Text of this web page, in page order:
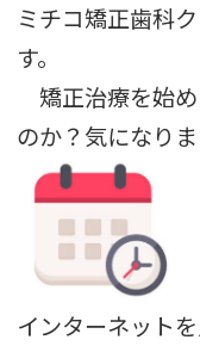
ミチコ矯正歯科
す。
矯正治療を始
のか？気になりま
インターネット